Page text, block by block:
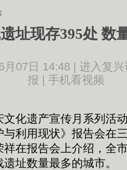
址现存395处 数
月07日 14:48 | 进入复兴
报 | 手机看视频
遗产宣传月系列活
与利用现状》报告会在
在报告会上介绍，全
址数量最多的城市。